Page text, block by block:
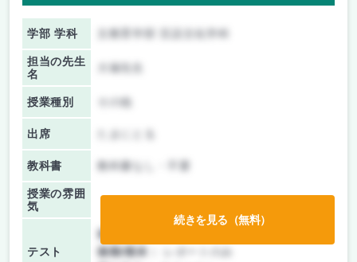
学部 学科
担当の先生
名
大塚先生
授業種別 その他
出席
教科書 教科書なし・不要
授業の雰囲
気
テスト
前期/中間：
後期/期末：
続きを見る（無料）